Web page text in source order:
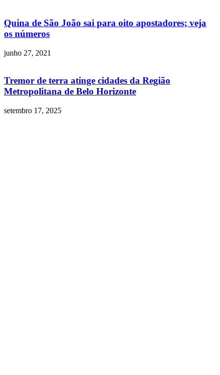
Quina de São João sai para oito apostadores; veja
os números
junho 27, 2021
Tremor de terra atinge cidades da Região
Metropolitana de Belo Horizonte
setembro 17, 2025